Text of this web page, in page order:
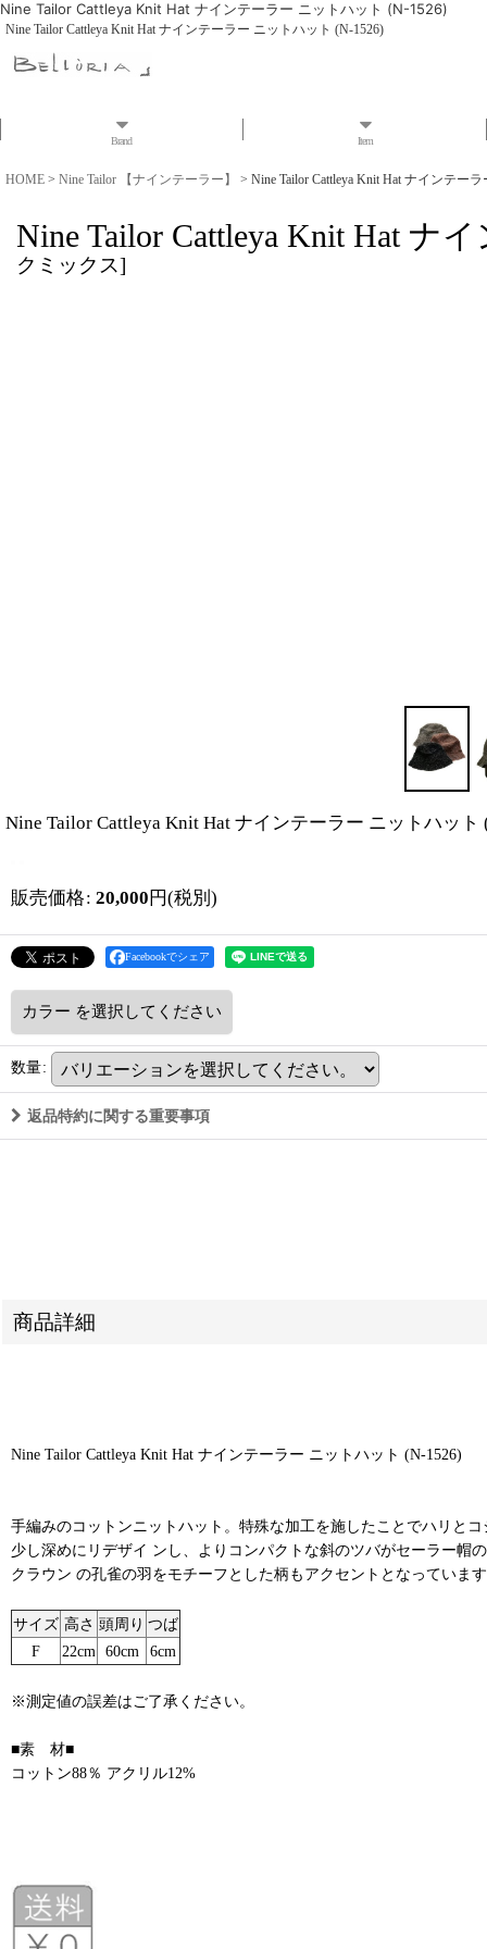
Nine Tailor Cattleya Knit Hat ナインテーラー ニットハット (N-1526)
Nine Tailor Cattleya Knit Hat ナインテーラー ニットハット (N-1526)
Brand Item
HOME > Nine Tailor 【ナインテーラー】 > Nine Tailor Cattleya Knit Hat ナインテー
Nine Tailor Cattleya Knit Hat ナ
クミックス]
Nine Tailor Cattleya Knit Hat ナインテーラー ニットハット
販売価格: 20,000 円(税別)
Facebookでシェア
カラー を選択してください
数量:
返品特約に関する重要事項
商品詳細
Nine Tailor Cattleya Knit Hat ナインテーラー ニットハット (N-1526)
手編みのコットンニットハット。特殊な加工を施したことでハリと
少し深めにリデザイ ンし、よりコンパクトな斜のツバがセーラー帽
クラウン の孔雀の羽をモチーフとした柄もアクセントとなっていま
サイズ 高さ 頭周り つば
F
22cm 60cm 6cm
※測定値の誤差はご了承ください。
■素 材■
コットン88％ アクリル12%